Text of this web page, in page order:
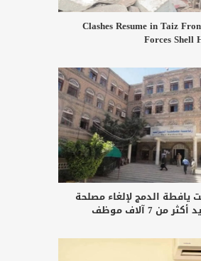
Clashes Resume in Taiz
Forces Shell
الدمج لإلغاء مصلحة
7 آلاف موظف